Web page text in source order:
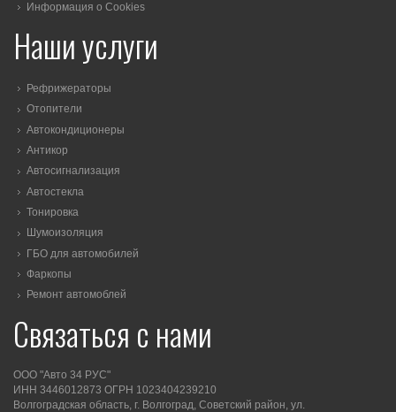
Информация о Cookies
Наши услуги
Рефрижераторы
Отопители
Автокондиционеры
Антикор
Автосигнализация
Автостекла
Тонировка
Шумоизоляция
ГБО для автомобилей
Фаркопы
Ремонт автомоблей
Связаться с нами
ООО "Авто 34 РУС"
ИНН 3446012873 ОГРН 1023404239210
Волгоградская область, г. Волгоград, Советский район, ул.